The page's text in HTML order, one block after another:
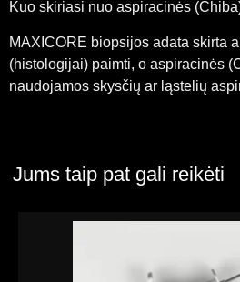
Kuo skiriasi nuo aspiracinės
MAXICORE biopsijos adata skirta
(histologijai) paimti, o aspiracinės
naudojamos skysčių ar ląstelių
Jums taip pat gali reikėti